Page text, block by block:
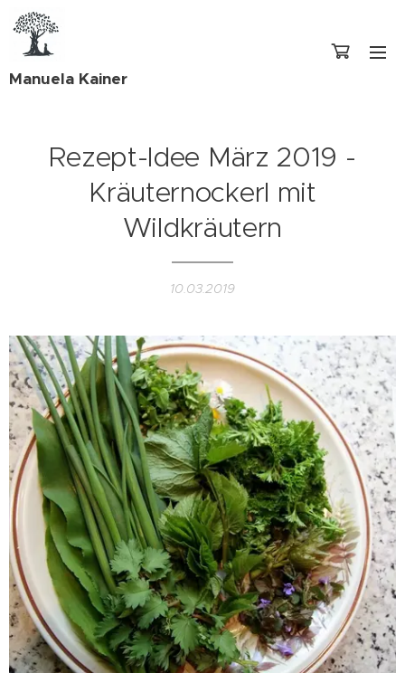
Manuela Kainer
Rezept-Idee März 2019 -
Kräuternockerl mit
Wildkräutern
10.03.2019